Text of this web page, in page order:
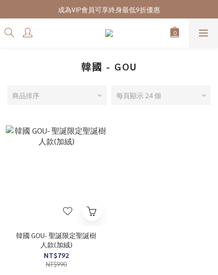
7/28-8/20 CUBi 收藏季全館買二送一
成為VIP會員可享終身最低9折優惠
7/28-8/20 CUBi 收藏季全館買二送一
韓國 - GOU
商品排序 每頁顯示 24 個
韓國 GOU- 聖誕限定聖誕樹
人款(加絨)
NT$792
NT$990